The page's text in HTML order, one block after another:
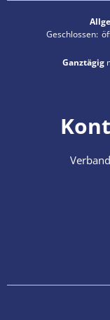
Klicken, um
Geschlossen:
Ganztägig